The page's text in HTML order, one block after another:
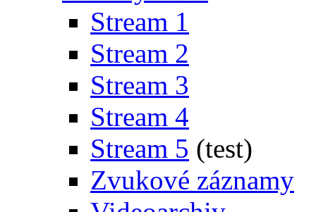
Stream 1
Stream 2
Stream 3
Stream 4
Stream 5 (test)
Zvukové záznamy